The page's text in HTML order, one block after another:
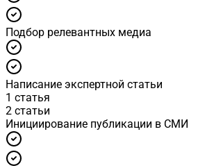
Подбор релевантных медиа
Написание экспертной статьи
1 статья
2 статьи
Инициирование публикации в СМИ